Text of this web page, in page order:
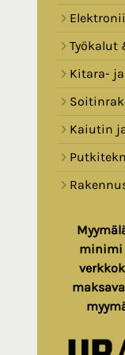
Työkalut
Kitara- ja
Kaiutin
minimi